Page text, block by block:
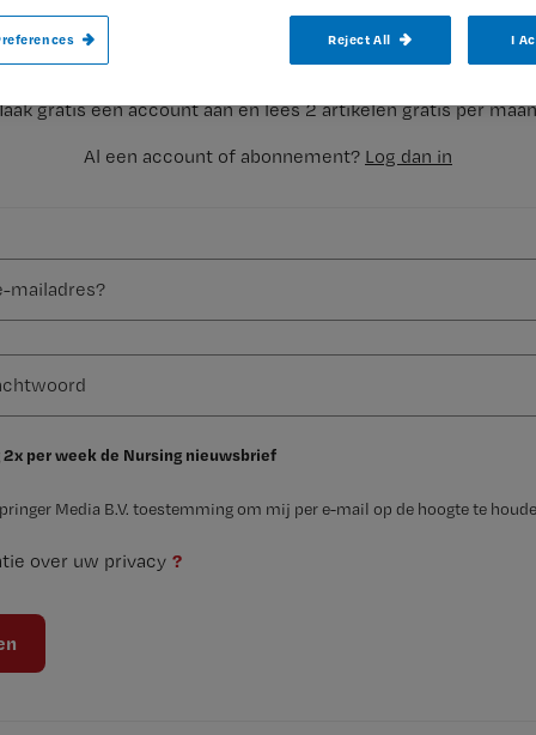
Wil je dit artikel lezen?
gratis een account aan en lees 2 artikelen gratis per
Al een account of abonnement? Log dan in
2x per week de Nursing nieuwsbrief
Media B.V. toestemming om mij per e-mail op de hoogte te
over uw privacy ?
Dit blijkt uit onderzoek van promovenda Sandra van Hogen-
Reject All I